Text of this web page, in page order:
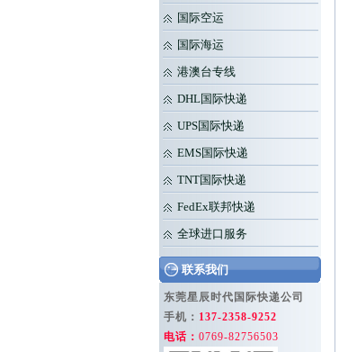
国际空运
国际海运
港澳台专线
DHL国际快递
UPS国际快递
EMS国际快递
TNT国际快递
FedEx联邦快递
全球进口服务
联系我们
东莞星辰时代国际快递公司
手机： 137-2358-9252
电话： 0769-82756503